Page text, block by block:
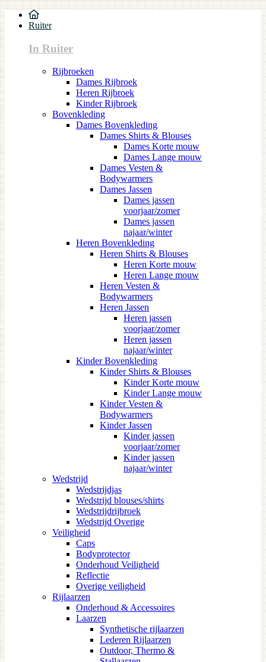
Ruiter
In Ruiter
Rijbroeken
Dames Rijbroek
Heren Rijbroek
Kinder Rijbroek
Bovenkleding
Dames Bovenkleding
Dames Shirts & Blouses
Dames Korte mouw
Dames Lange mouw
Dames Vesten &
Bodywarmers
Dames Jassen
Dames jassen
voorjaar/zomer
Dames jassen
najaar/winter
Heren Bovenkleding
Heren Shirts & Blouses
Heren Korte mouw
Heren Lange mouw
Heren Vesten &
Bodywarmers
Heren Jassen
Heren jassen
voorjaar/zomer
Heren jassen
najaar/winter
Kinder Bovenkleding
Kinder Shirts & Blouses
Kinder Korte mouw
Kinder Lange mouw
Kinder Vesten &
Bodywarmers
Kinder Jassen
Kinder jassen
voorjaar/zomer
Kinder jassen
najaar/winter
Wedstrijd
Wedstrijdjas
Wedstrijd blouses/shirts
Wedstrijdrijbroek
Wedstrijd Overige
Veiligheid
Caps
Bodyprotector
Onderhoud Veiligheid
Reflectie
Overige veiligheid
Rijlaarzen
Onderhoud & Accessoires
Laarzen
Synthetische rijlaarzen
Lederen Rijlaarzen
Outdoor, Thermo &